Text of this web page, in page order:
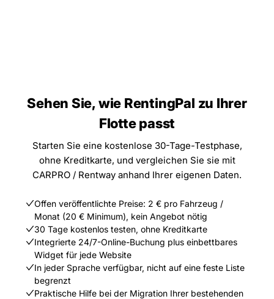
Sehen Sie, wie RentingPal zu Ihrer
Flotte passt
Starten Sie eine kostenlose 30-Tage-Testphase,
ohne Kreditkarte, und vergleichen Sie sie mit
CARPRO / Rentway anhand Ihrer eigenen Daten.
Offen veröffentlichte Preise: 2 € pro Fahrzeug /
Monat (20 € Minimum), kein Angebot nötig
30 Tage kostenlos testen, ohne Kreditkarte
Integrierte 24/7-Online-Buchung plus einbettbares
Widget für jede Website
In jeder Sprache verfügbar, nicht auf eine feste Liste
begrenzt
Praktische Hilfe bei der Migration Ihrer bestehenden